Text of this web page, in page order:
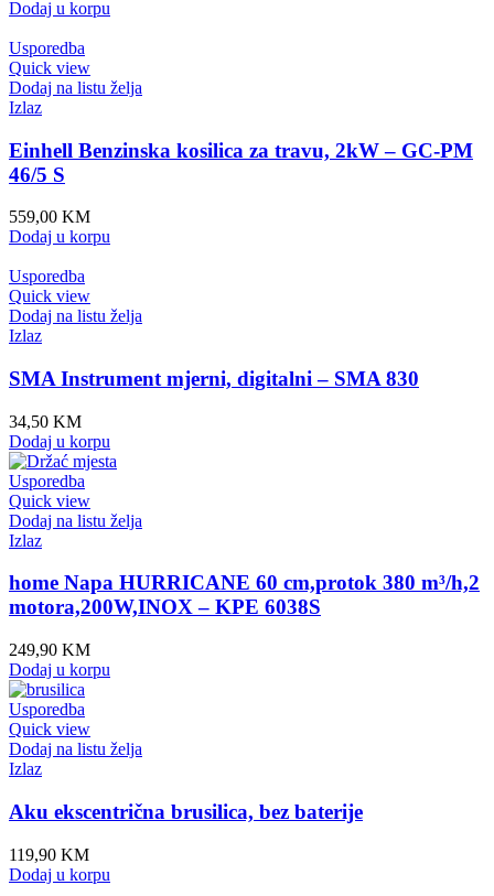
Dodaj u korpu
Usporedba
Quick view
Dodaj na listu želja
Izlaz
Einhell Benzinska kosilica za travu, 2kW – GC-PM
46/5 S
559,00 KM
Dodaj u korpu
Usporedba
Quick view
Dodaj na listu želja
Izlaz
SMA Instrument mjerni, digitalni – SMA 830
34,50 KM
Dodaj u korpu
Usporedba
Quick view
Dodaj na listu želja
Izlaz
home Napa HURRICANE 60 cm,protok 380 m³/h,2
motora,200W,INOX – KPE 6038S
249,90 KM
Dodaj u korpu
Usporedba
Quick view
Dodaj na listu želja
Izlaz
Aku ekscentrična brusilica, bez baterije
119,90 KM
Dodaj u korpu